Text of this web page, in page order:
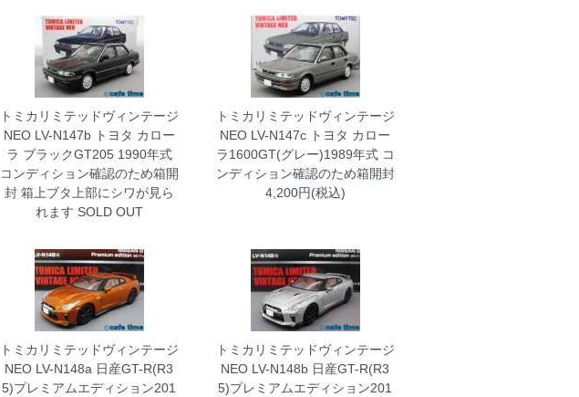
トミカリミテッドヴィンテージ
NEO LV-N147b トヨタ カロー
ラ ブラックGT205 1990年式
コンディション確認のため箱開
封 箱上ブタ上部にシワが見ら
れます SOLD OUT
トミカリミテッドヴィンテージ
NEO LV-N147c トヨタ カロー
ラ1600GT(グレー)1989年式 コ
ンディション確認のため箱開封
4,200円(税込)
トミカリミテッドヴィンテージ
NEO LV-N148a 日産GT-R(R3
5)プレミアムエディション201
トミカリミテッドヴィンテージ
NEO LV-N148b 日産GT-R(R3
5)プレミアムエディション201